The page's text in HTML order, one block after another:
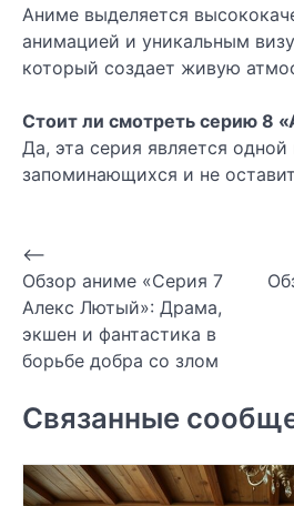
Аниме выделяется
анимацией и уникальным
который создает живую
Стоит ли смотреть серию 8
Да, эта серия является
запоминающихся и не
Навигация
по
записям
⟵
Обзор аниме «Серия 7
Алекс Лютый»: Драма,
экшен и фантастика в
борьбе добра со злом
Связанные